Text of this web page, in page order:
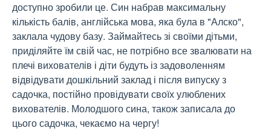
доступно зробили це. Син набрав максимальну
кількість балів, англійська мова, яка була в "Алско",
заклала чудову базу. Займайтесь зі своїми дітьми,
приділяйте їм свій час, не потрібно все звалювати на
плечі вихователів і діти будуть із задоволенням
відвідувати дошкільний заклад і після випуску з
садочка, постійно провідувати своїх улюблених
вихователів. Молодшого сина, також записала до
цього садочка, чекаємо на чергу!